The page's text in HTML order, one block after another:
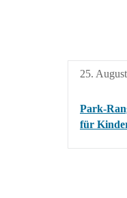
25.
Park-
für